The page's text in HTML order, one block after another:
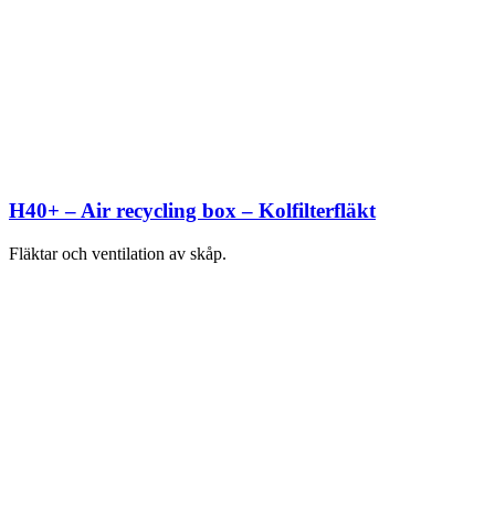
H40+ – Air recycling box – Kolfilterfläkt
Fläktar och ventilation av skåp.